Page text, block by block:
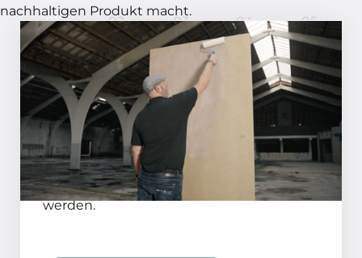
nachhaltigen Produkt macht.
01 02 03 04 05
In 5 Schritten ein perfektes
Ergebnis!
SCHRITT 01
Bereiten Sie die Oberfläche mit einer
Quarzgrundierung vor. Bei stark
saugenden Untergründen kann die
Grundierung 1:1 mit Wasser verdünnt
werden.